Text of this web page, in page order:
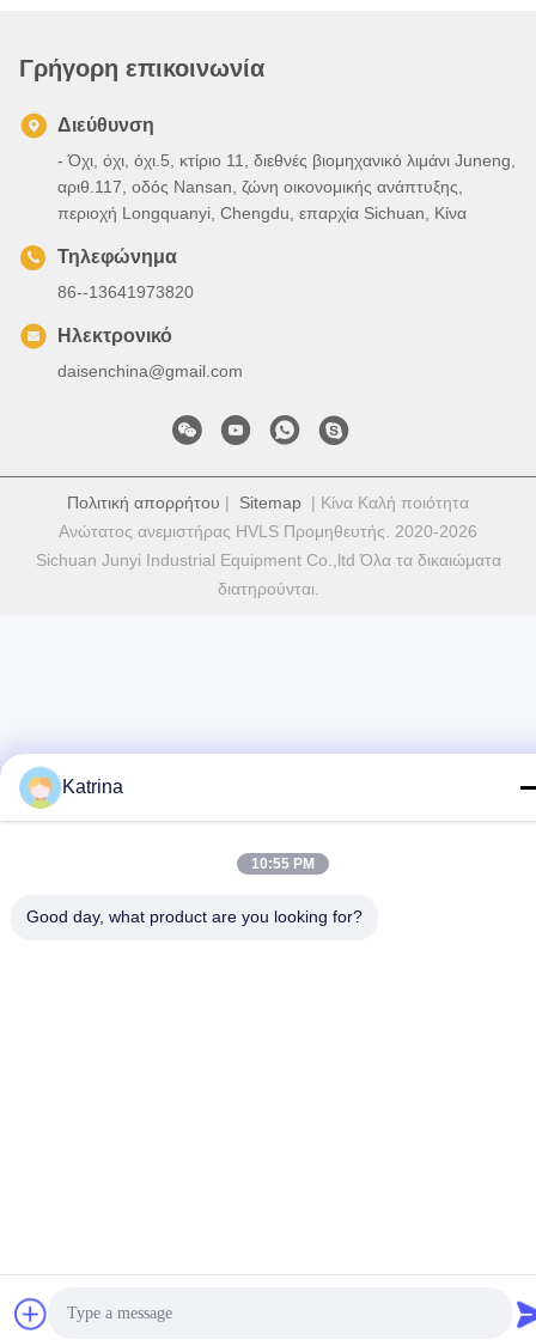
Γρήγορη επικοινωνία
Διεύθυνση
- Όχι, όχι, όχι.5, κτίριο 11, διεθνές βιομηχανικό λιμάνι Juneng,
αριθ.117, οδός Nansan, ζώνη οικονομικής ανάπτυξης,
περιοχή Longquanyi, Chengdu, επαρχία Sichuan, Κίνα
Τηλεφώνημα
86--13641973820
Ηλεκτρονικό
daisenchina@gmail.com
Πολιτική απορρήτου | Sitemap | Κίνα Καλή ποιότητα
Ανώτατος ανεμιστήρας HVLS Προμηθευτής. 2020-2026
Sichuan Junyi Industrial Equipment Co.,ltd Όλα τα δικαιώματα
διατηρούνται.
Katrina
10:55 PM
Good day, what product are you looking for?